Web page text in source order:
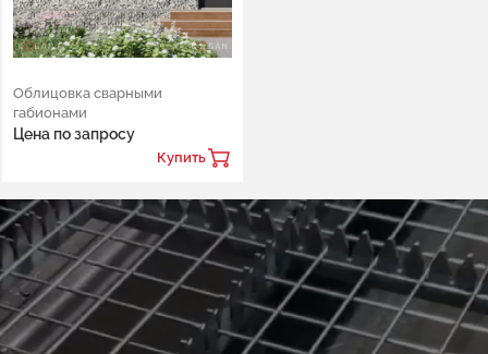
Облицовка сварными
габионами
Цена по запросу
Купить